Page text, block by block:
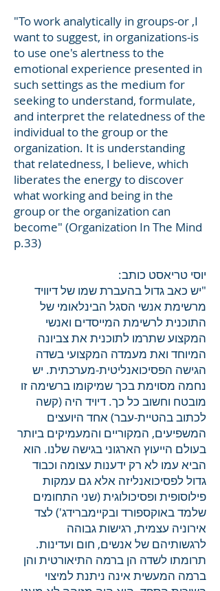
"To work analytically in groups-or ,I
want to suggest, in organizations-is
to use one's alertness to the
emotional experience presented in
such settings as the medium for
seeking to understand, formulate,
and interpret the relatedness of the
individual to the group or the
organization. It is understanding
that relatedness, I believe, which
liberates the energy to discover
what working and being in the
group or the organization can
become" (Organization In The Mind
p.33)
יוסי טריאסט כותב:
"יש כאב גדול בהעברת שמו של דיוויד
מרשימת אנשי הסגל הבינלאומי של
התוכנית לרשימת המייסדים ואנשי
המקצוע שתרמו לתוכנית את צביונה
המיוחד ואת מעמדה המקצועי בשדה
הגישה הפסיכואנליטית-מערכתית. יש
נחמה מסוימת בכך שמיקומו ברשימה זו
מובטח וחשוב כל כך. דיויד היה (קשה
לכתוב בהטיית-עבר) אחד היועצים
המשפיעים, המקוריים והמעמיקים ביותר
בעולם הייעוץ הארגוני בגישה שלנו. הוא
הביא עמו לא רק ידענות עצומה וכבוד
גדול לפסיכואנליזה אלא גם עמקות
פילוסופית ופסיכולוגית (שני התחומים
שלמד באוקספורד ובקיימברידג') לצד
אירוניה עצמית, רגישות גבוהה
לרגשותיהם של אנשים, חום ועדינות.
תרומתו לשדה הן ברמה התיאורטית והן
ברמה המעשית אינה ניתנת למיצוי